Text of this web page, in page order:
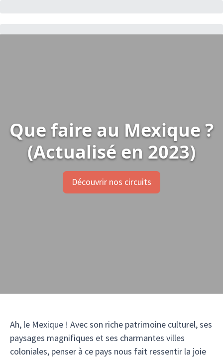
Que faire au Mexique ?
(Actualisé en 2023)
Découvrir nos circuits
Ah, le Mexique ! Avec son riche patrimoine culturel, ses
paysages magnifiques et ses charmantes villes
coloniales, penser à ce pays nous fait ressentir la joie